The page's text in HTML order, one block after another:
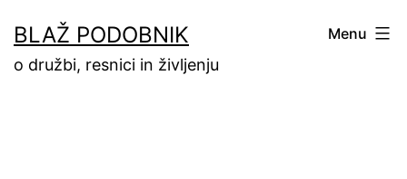
to
content
BLAŽ PODOBNIK
o družbi, resnici in življenju
Menu